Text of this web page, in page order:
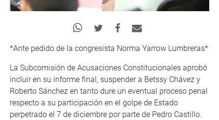
*Ante pedido de la congresista Norma Yarrow Lumbreras*
La Subcomisión de Acusaciones Constitucionales aprobó
incluir en su informe final, suspender a Betssy Chávez y
Roberto Sánchez en tanto dure un eventual proceso penal
respecto a su participación en el golpe de Estado
perpetrado el 7 de diciembre por parte de Pedro Castillo.